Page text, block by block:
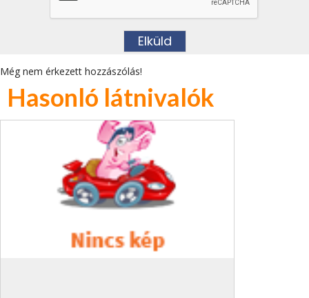
Még nem érkezett hozzászólás!
Hasonló látnivalók